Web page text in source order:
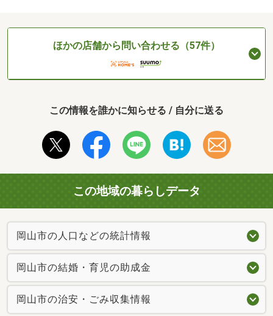
ほかの店舗から問い合わせる（57件）
この情報を誰かに知らせる / 自分に送る
この地域の暮らしデータ
岡山市の人口などの統計情報
岡山市の結婚・育児の助成金
岡山市の治安・ごみ収集情報